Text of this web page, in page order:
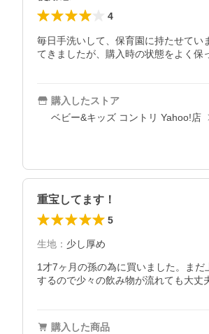
4
毎日手洗いして、保育園に持たせてい
てきましたが、購入時の状態をよく保
購入したストア
ベビー&キッズ コントリ Yahoo!店
重宝してます！
5
生地 ： 少し厚め
1才7ヶ月の孫の為に買いました。ま
するので少々の飲み物が流れても大丈
購入した商品